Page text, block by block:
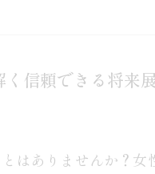
信頼できる将来
はありませんか？女